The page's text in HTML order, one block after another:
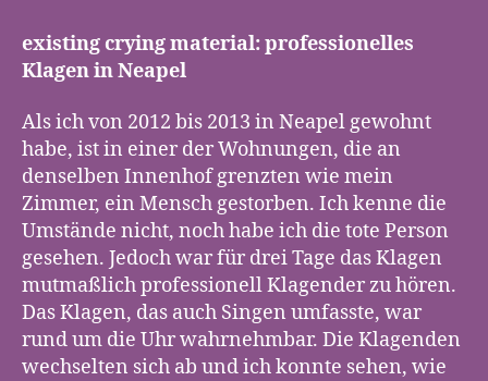
a
l
s
R
i
t
u
a
l
,
a
existing crying material: professionelles
Klagen in Neapel
Als ich von 2012 bis 2013 in Neapel gewohnt
habe, ist in einer der Wohnungen, die an
denselben Innenhof grenzten wie mein
Zimmer, ein Mensch gestorben. Ich kenne die
Umstände nicht, noch habe ich die tote Person
gesehen. Jedoch war für drei Tage das Klagen
mutmaßlich professionell Klagender zu hören.
Das Klagen, das auch Singen umfasste, war
rund um die Uhr wahrnehmbar. Die Klagenden
wechselten sich ab und ich konnte sehen, wie